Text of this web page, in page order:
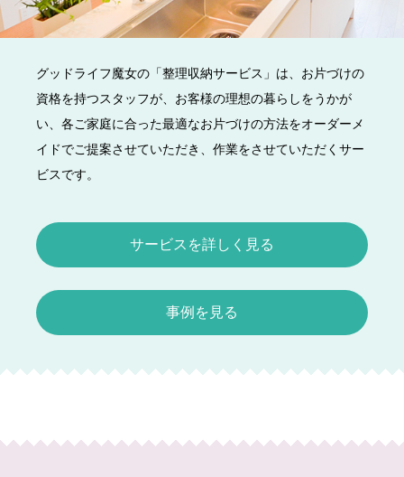
グッドライフ魔女の「整理収納サービス」は、お片づけの
資格を持つスタッフが、お客様の理想の暮らしをうかが
い、各ご家庭に合った最適なお片づけの方法をオーダーメ
イドでご提案させていただき、作業をさせていただくサー
ビスです。
サービスを詳しく見る
事例を見る